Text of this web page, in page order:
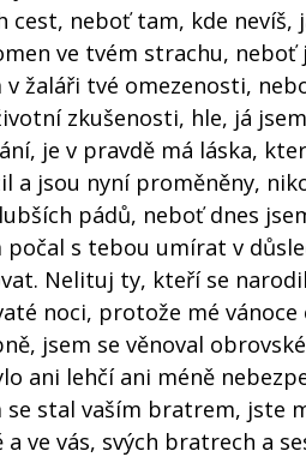
cest, neboť tam, kde nevíš,
ve tvém strachu, neboť
v žaláři tvé omezenosti,
zkušenosti, hle, já
je v pravdě má láska,
a jsou nyní proměněny,
pádů, neboť dnes
počal s tebou umírat v
Nelituj ty, kteří se
noci, protože mé vánoce
jsem se věnoval
ani lehčí ani méně
se stal vaším bratrem, jste
a ve vás, svých bratrech a